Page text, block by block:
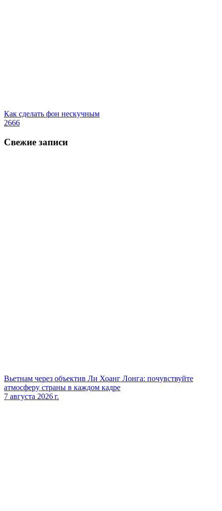
Как сделать фон нескучным
2666
Свежие записи
Вьетнам через объектив Ли Хоанг Лонга: почувствуйте
атмосферу страны в каждом кадре
7 августа 2026 г.